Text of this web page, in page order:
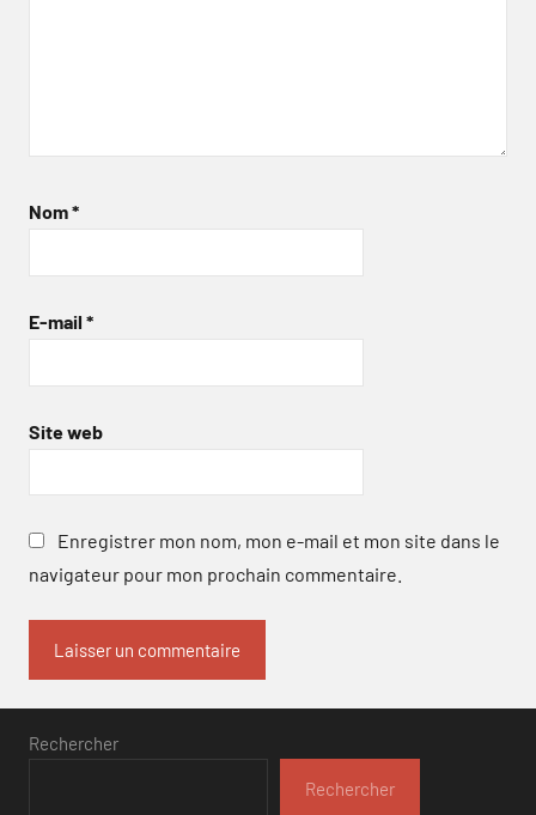
Nom*
E-mail *
Site web
Enregistrer mon nom, mon e-mail et mon site dans le
navigateur pour mon prochain commentaire.
Rechercher
Rechercher